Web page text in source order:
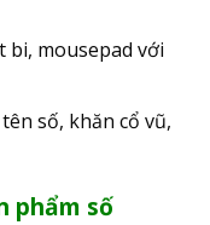
bi, mousepad với
số, khăn cổ vũ,
phẩm số